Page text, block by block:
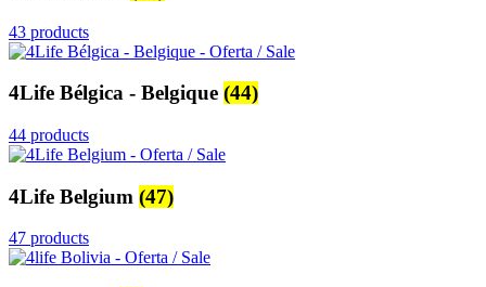
43 products
4Life Bélgica - Belgique (44)
44 products
4Life Belgium (47)
47 products